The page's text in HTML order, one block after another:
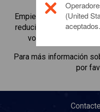
Empiece a operar con
reducido margen con
volumen de trading.
Para más información
por
(United
aceptados.